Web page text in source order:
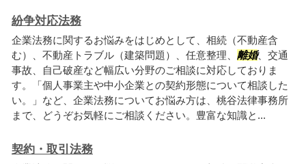
紛争対応法務
企業法務に関するお悩みをはじめとして、相続（不動産含
む）、不動産トラブル（建築問題）、任意整理、 離婚、交通
事故、自己破産など幅広い分野のご相談に対応しておりま
す。「個人事業主や中小企業との契約形態について相談した
い。」など、企業法務についてお悩み方は、桃谷法律事務所
まで、どうぞお気軽にご相談ください。豊富な知識と...
契約・取引法務